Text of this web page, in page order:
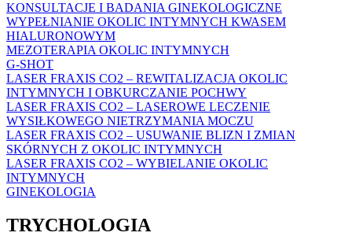
KONSULTACJE I BADANIA GINEKOLOGICZNE
WYPEŁNIANIE OKOLIC INTYMNYCH KWASEM
HIALURONOWYM
MEZOTERAPIA OKOLIC INTYMNYCH
G-SHOT
LASER FRAXIS CO2 – REWITALIZACJA OKOLIC
INTYMNYCH I OBKURCZANIE POCHWY
LASER FRAXIS CO2 – LASEROWE LECZENIE
WYSIŁKOWEGO NIETRZYMANIA MOCZU
LASER FRAXIS CO2 – USUWANIE BLIZN I ZMIAN
SKÓRNYCH Z OKOLIC INTYMNYCH
LASER FRAXIS CO2 – WYBIELANIE OKOLIC
INTYMNYCH
GINEKOLOGIA
TRYCHOLOGIA